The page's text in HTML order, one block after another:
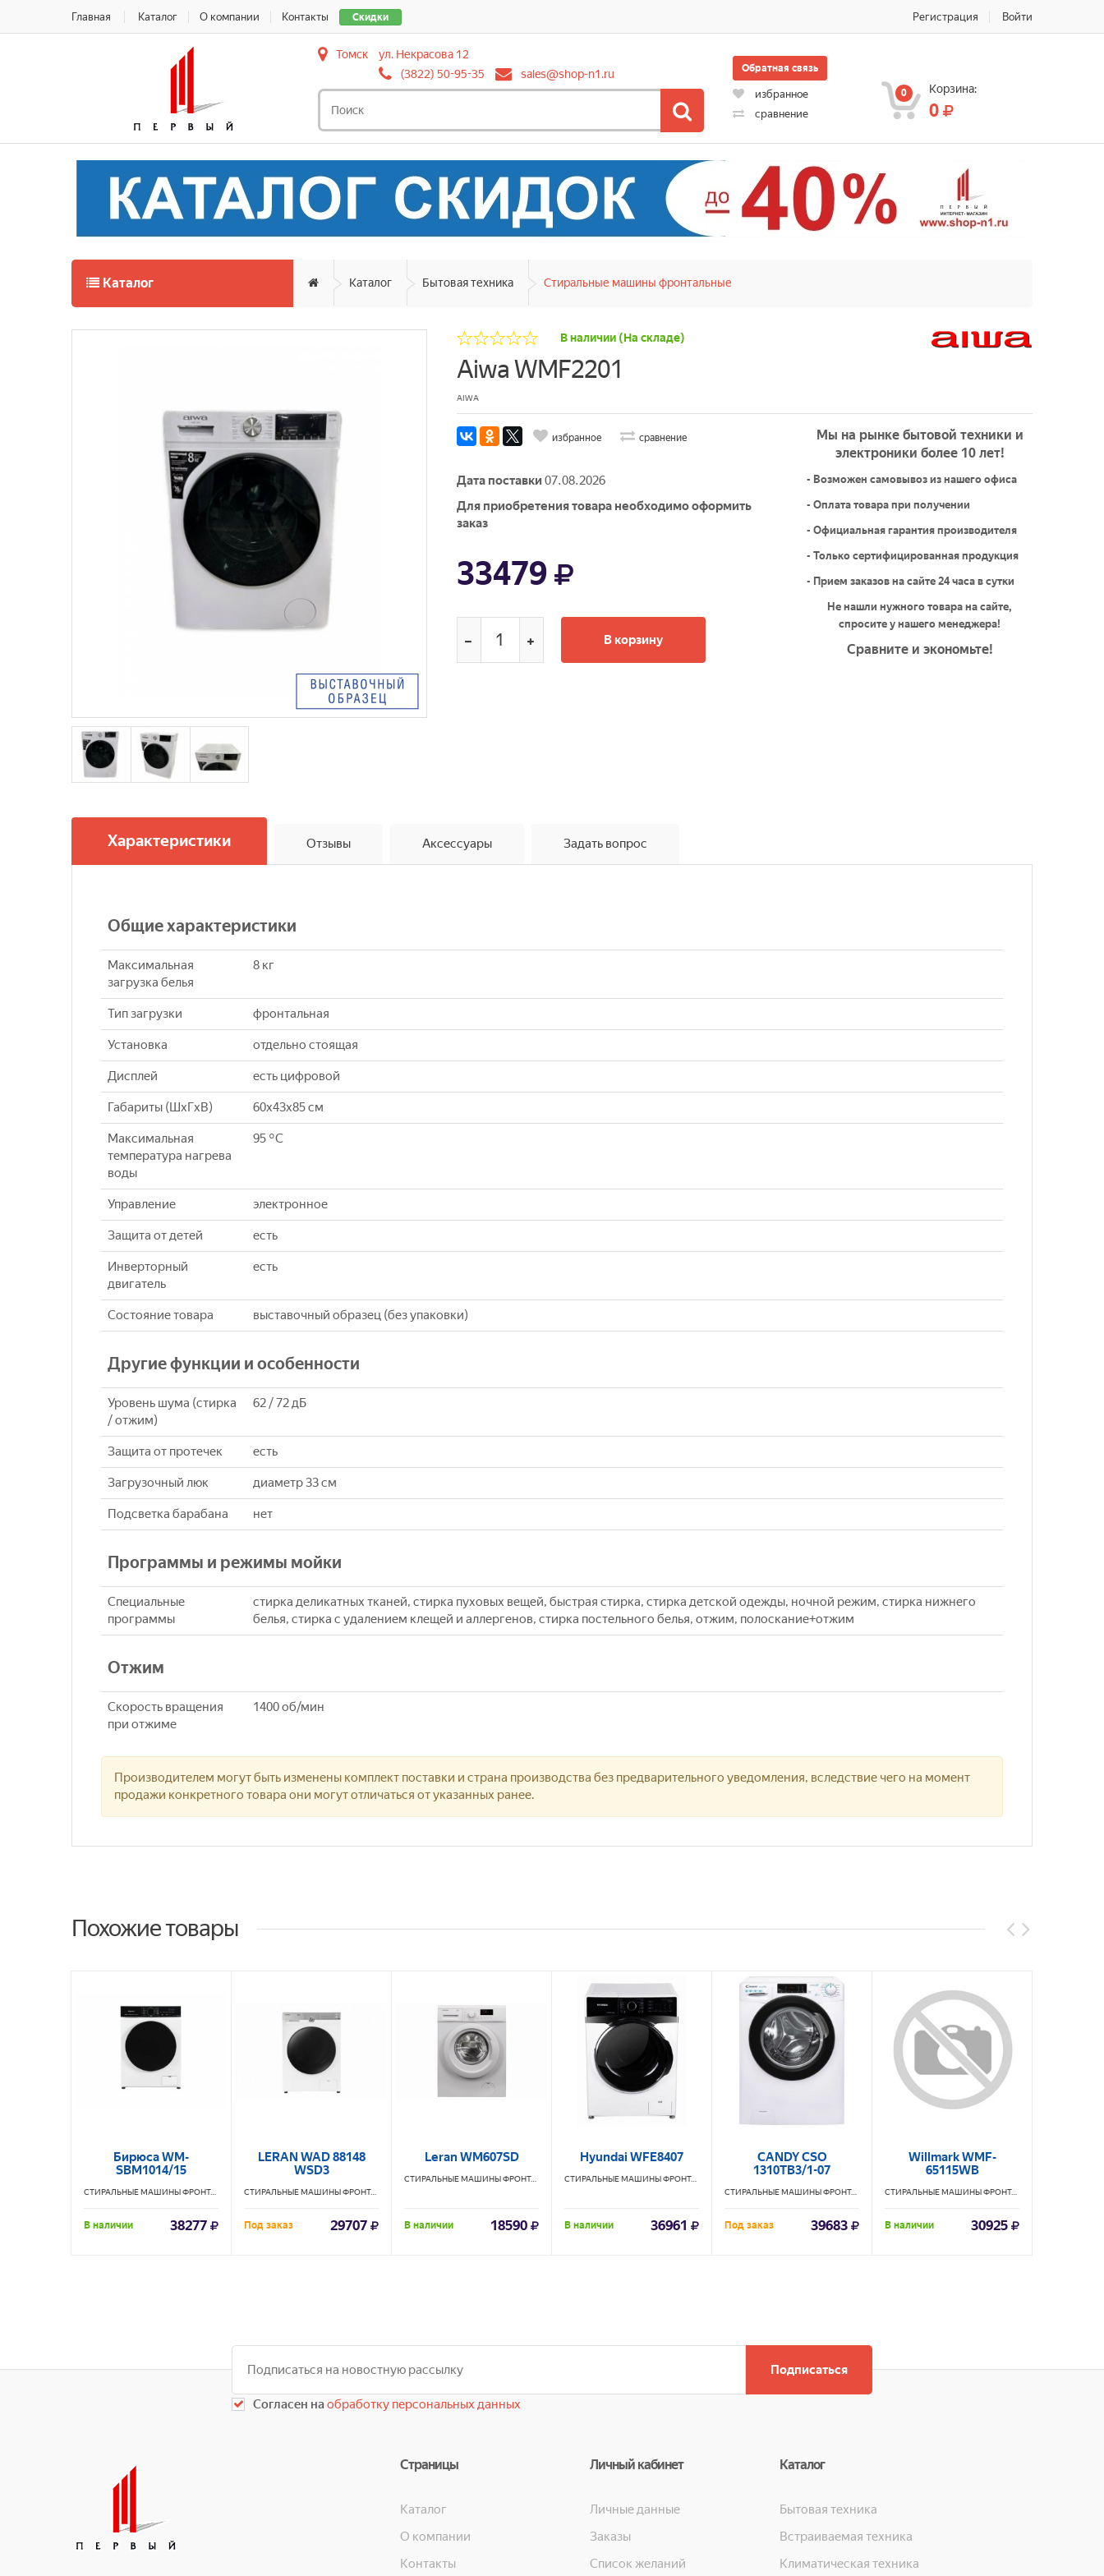
Скидки
Главная Каталог О компании Контакты Регистрация Войти
Томск
ул. Некрасова 12
(3822) 50-95-35
sales@shop-n1.ru Обратная связь
избранное
сравнение
0 Корзина:
0
Каталог Каталог Бытовая техника Стиральные машины фронтальные
В наличии (На складе)
Aiwa WMF2201
AIWA
избранное сравнение
Дата поставки 07.08.2026
Для приобретения товара необходимо оформить
заказ
33479
В корзину
Мы на рынке бытовой техники и
электроники более 10 лет!
- Возможен самовывоз из нашего офиса
- Оплата товара при получении
- Официальная гарантия производителя
- Только сертифицированная продукция
- Прием заказов на сайте 24 часа в сутки
Не нашли нужного товара на сайте,
спросите у нашего менеджера!
Сравните и экономьте!
Характеристики Отзывы Аксессуары Задать вопрос
Общие характеристики
Максимальная
загрузка белья
8 кг
Тип загрузки фронтальная
Установка отдельно стоящая
Дисплей есть цифровой
Габариты (ШxГxВ) 60x43x85 см
Максимальная
температура нагрева
воды
95 °C
Управление электронное
Защита от детей eсть
Инверторный
двигатель
eсть
Состояние товара выставочный образец (без упаковки)
Другие функции и особенности
Уровень шума (стирка
/ отжим)
62 / 72 дБ
Защита от протечек есть
Загрузочный люк диаметр 33 см
Подсветка барабана нет
Программы и режимы мойки
Специальные
программы
стирка деликатных тканей, стирка пуховых вещей, быстрая стирка, стирка детской одежды, ночной режим, стирка нижнего
белья, стирка с удалением клещей и аллергенов, стирка постельного белья, отжим, полоскание+отжим
Отжим
Скорость вращения
при отжиме
1400 об/мин
Производителем могут быть изменены комплект поставки и страна производства без предварительного уведомления, вследствие чего на момент
продажи конкретного товара они могут отличаться от указанных ранее.
Похожие товары
Бирюса WM-
SBM1014/15
СТИРАЛЬНЫЕ МАШИНЫ ФРОНТАЛЬНЫЕ БИРЮСА
В наличии 38277
LERAN WAD 88148
WSD3
СТИРАЛЬНЫЕ МАШИНЫ ФРОНТАЛЬНЫЕ
Под заказ 29707
Leran WM607SD
СТИРАЛЬНЫЕ МАШИНЫ ФРОНТАЛЬНЫЕ LERAN
В наличии 18590
Hyundai WFE8407
СТИРАЛЬНЫЕ МАШИНЫ ФРОНТАЛЬНЫЕ
В наличии 36961
CANDY CSO
1310TB3/1-07
СТИРАЛЬНЫЕ МАШИНЫ ФРОНТАЛЬНЫЕ CANDY
Под заказ 39683
Willmark WMF-
65115WB
СТИРАЛЬНЫЕ МАШИНЫ ФРОНТАЛЬНЫЕ
В наличии 30925
Подписаться
Согласен наобработку персональных данных
Страницы
Каталог
О компании
Контакты
Личный кабинет
Личные данные
Заказы
Список желаний
Каталог
Бытовая техника
Встраиваемая техника
Климатическая техника